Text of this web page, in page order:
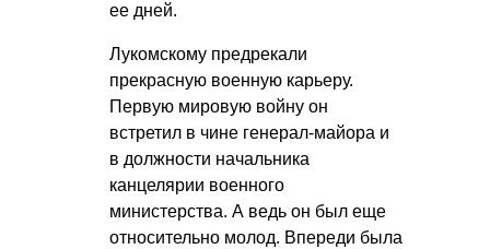
ее дней.
Лукомскому предрекали
прекрасную военную карьеру.
Первую мировую войну он
встретил в чине генерал-майора и
в должности начальника
канцелярии военного
министерства. А ведь он был еще
относительно молод. Впереди была